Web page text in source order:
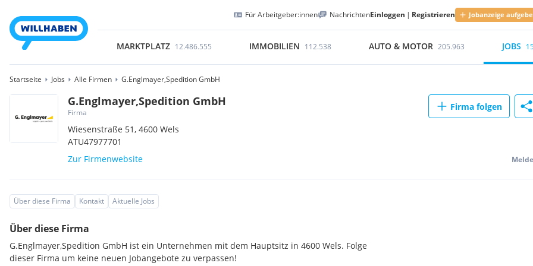
Für Arbeitgeber:innen NachrichtenEinloggen | Registrieren Jobanzeige
MARKTPLATZ 12.486.555 IMMOBILIEN 112.538 AUTO & MOTOR 205.963 JOBS
Startseite Jobs Alle Firmen G.Englmayer,Spedition GmbH
G.Englmayer,Spedition GmbH
Firma
Wiesenstraße 51,4600Wels
ATU47977701
Zur Firmenwebsite
Firma folgen
Über diese Firma Kontakt Aktuelle Jobs
Über diese Firma
G.Englmayer,Spedition GmbH ist ein Unternehmen mit dem Hauptsitz in 4600 Wels. Folge
dieser Firma um keine neuen Jobangebote zu verpassen!